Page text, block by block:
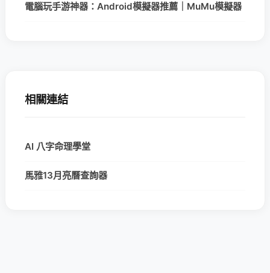
電腦玩手游神器：Android模擬器推薦｜MuMu模擬器
相關連結
AI 八字命理學堂
馬雅13月亮曆查詢器